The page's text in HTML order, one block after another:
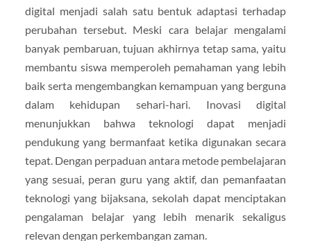
digital menjadi salah satu bentuk adaptasi terhadap
perubahan tersebut. Meski cara belajar mengalami
banyak pembaruan, tujuan akhirnya tetap sama, yaitu
membantu siswa memperoleh pemahaman yang lebih
baik serta mengembangkan kemampuan yang berguna
dalam kehidupan sehari-hari. Inovasi digital
menunjukkan bahwa teknologi dapat menjadi
pendukung yang bermanfaat ketika digunakan secara
tepat. Dengan perpaduan antara metode pembelajaran
yang sesuai, peran guru yang aktif, dan pemanfaatan
teknologi yang bijaksana, sekolah dapat menciptakan
pengalaman belajar yang lebih menarik sekaligus
relevan dengan perkembangan zaman.